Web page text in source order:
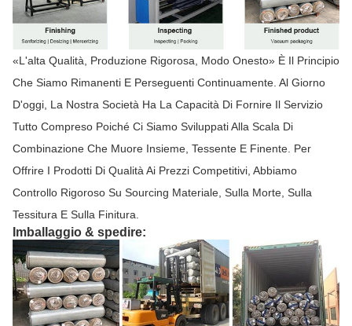
«L'alta Qualità, Produzione Rigorosa, Modo Onesto» È Il Principio
Che Siamo Rimanenti E Perseguenti Continuamente. Al Giorno
D'oggi, La Nostra Società Ha La Capacità Di Fornire Il Servizio
Tutto Compreso Poiché Ci Siamo Sviluppati Alla Scala Di
Combinazione Che Muore Insieme, Tessente E Finente. Per
Offrire I Prodotti Di Qualità Ai Prezzi Competitivi, Abbiamo
Controllo Rigoroso Su Sourcing Materiale, Sulla Morte, Sulla
Tessitura E Sulla Finitura.
Imballaggio & spedire: